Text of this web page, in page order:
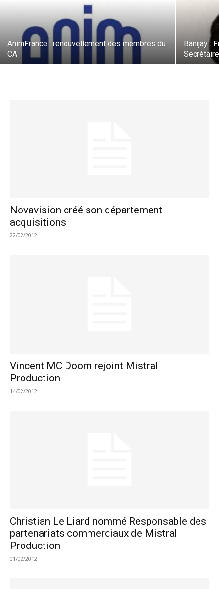
AnimFrance : renouvellement des membres du
CA
Banijay :
Novavision créé son département
acquisitions
22/02/2012
Vincent MC Doom rejoint Mistral
Production
14/02/2012
Christian Le Liard nommé Responsable des
partenariats commerciaux de Mistral
Production
01/02/2012